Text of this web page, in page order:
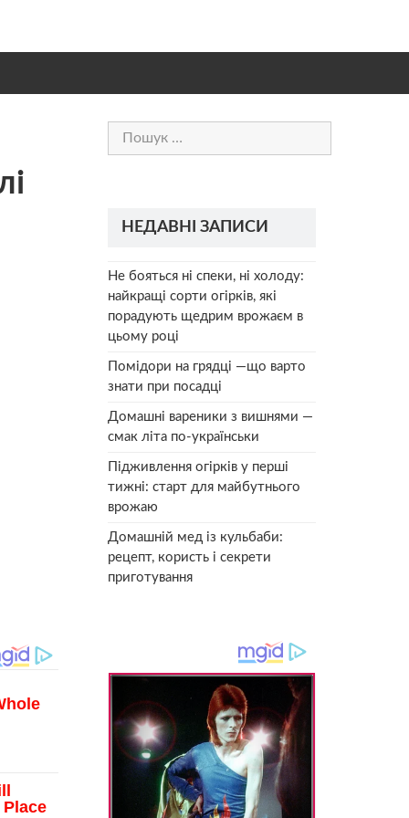
Пошук:
НЕДАВНІ ЗАПИСИ
Не бояться ні спеки, ні холоду:
найкращі сорти огірків, які
порадують щедрим врожаєм в
цьому році
Помідори на грядці —що варто
знати при посадці
Домашні вареники з вишнями —
смак літа по-українськи
Підживлення огірків у перші
тижні: старт для майбутнього
врожаю
Домашній мед із кульбаби:
рецепт, користь і секрети
приготування